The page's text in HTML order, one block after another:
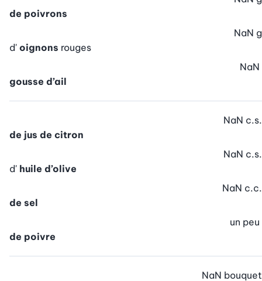
de poivrons
d' oignons rouges
NaN g
gousse d’ail
NaN
de jus de citron
NaN c.s.
d' huile d’olive
NaN c.s.
de sel
NaN c.c.
de poivre
un peu
NaN bouquet